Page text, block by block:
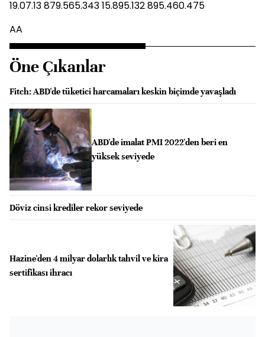
19.07.13 879.565.343 15.895.132 895.460.475
AA
Öne Çıkanlar
Fitch: ABD'de tüketici harcamaları keskin biçimde yavaşladı
ABD'de imalat PMI 2022'den beri en
yüksek seviyede
Döviz cinsi krediler rekor seviyede
Hazine'den 4 milyar dolarlık tahvil ve kira
sertifikası ihracı